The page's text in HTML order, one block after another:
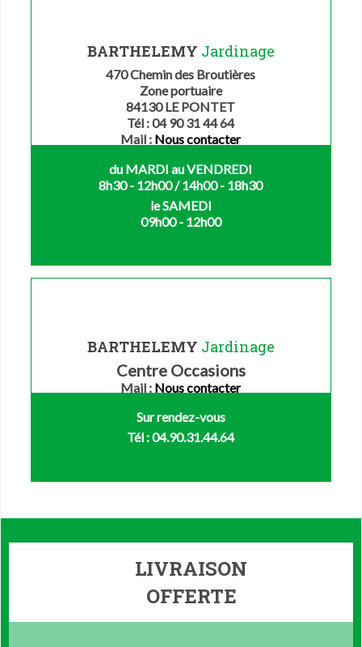
BARTHELEMY Jardinage
470 Chemin des Broutières
Zone portuaire
84130 LE PONTET
Tél : 04 90 31 44 64
Mail : Nous contacter
du MARDI au VENDREDI
8h30 - 12h00 / 14h00 - 18h30
le SAMEDI
09h00 - 12h00
BARTHELEMY Jardinage
Centre Occasions
Mail : Nous contacter
Sur rendez-vous
Tél : 04.90.31.44.64
LIVRAISON
OFFERTE